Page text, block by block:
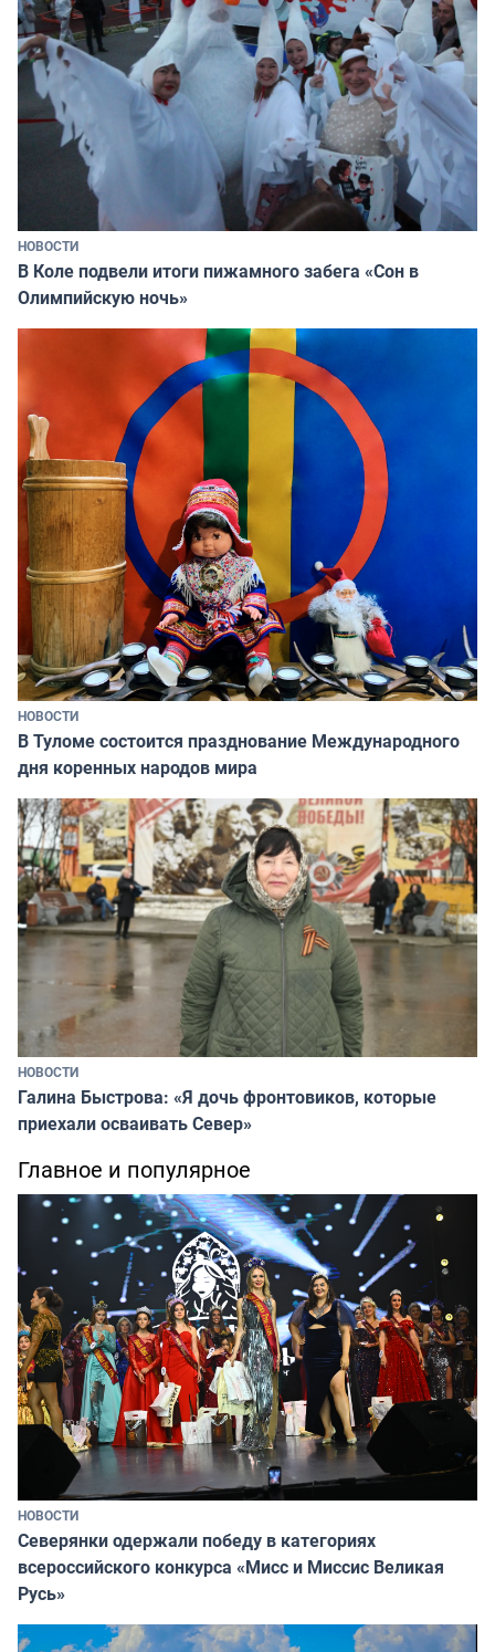
НОВОСТИ
В Коле подвели итоги пижамного забега «Сон в
Олимпийскую ночь»
НОВОСТИ
В Туломе состоится празднование Международного
дня коренных народов мира
НОВОСТИ
Галина Быстрова: «Я дочь фронтовиков, которые
приехали осваивать Север»
Главное и популярное
НОВОСТИ
Северянки одержали победу в категориях
всероссийского конкурса «Мисс и Миссис Великая
Русь»